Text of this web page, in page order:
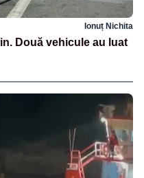
Ionuț Nichita
Două vehicule au luat